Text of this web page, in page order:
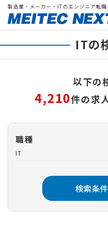
製造業・メーカー・ITのエンジニア転職
ITの
以下の
4,210件の求
職種
IT
検索条